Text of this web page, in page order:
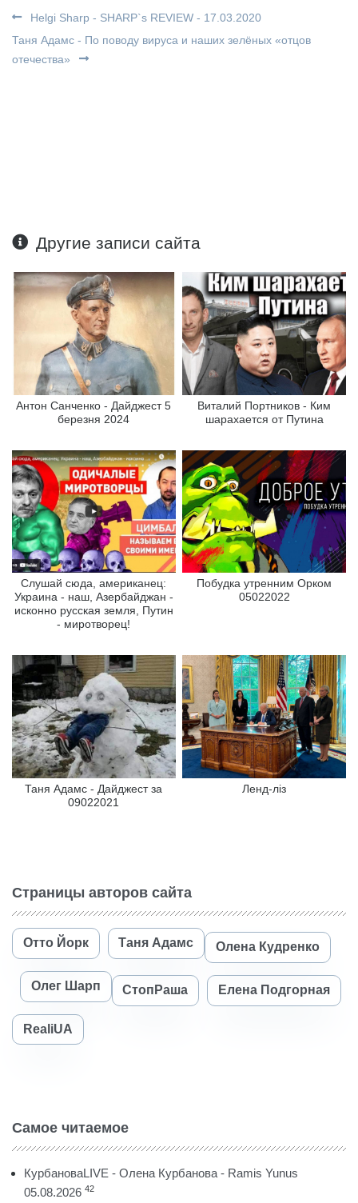
Helgi Sharp - SHARP`s REVIEW - 17.03.2020
Таня Адамс - По поводу вируса и наших зелёных «отцов
отечества»
Другие записи сайта
Антон Санченко - Дайджест 5
березня 2024
Виталий Портников - Ким
шарахается от Путина
Слушай сюда, американец:
Украина - наш, Азербайджан -
исконно русская земля, Путин
- миротворец!
Побудка утренним Орком
05022022
Таня Адамс - Дайджест за
09022021
Ленд-ліз
Страницы авторов сайта
Отто Йорк Таня Адамс Олена Кудренко
Олег Шарп СтопРаша Елена Подгорная
RealiUA
Самое читаемое
КурбановаLIVE - Олена Курбанова - Ramis Yunus
05.08.2026 42